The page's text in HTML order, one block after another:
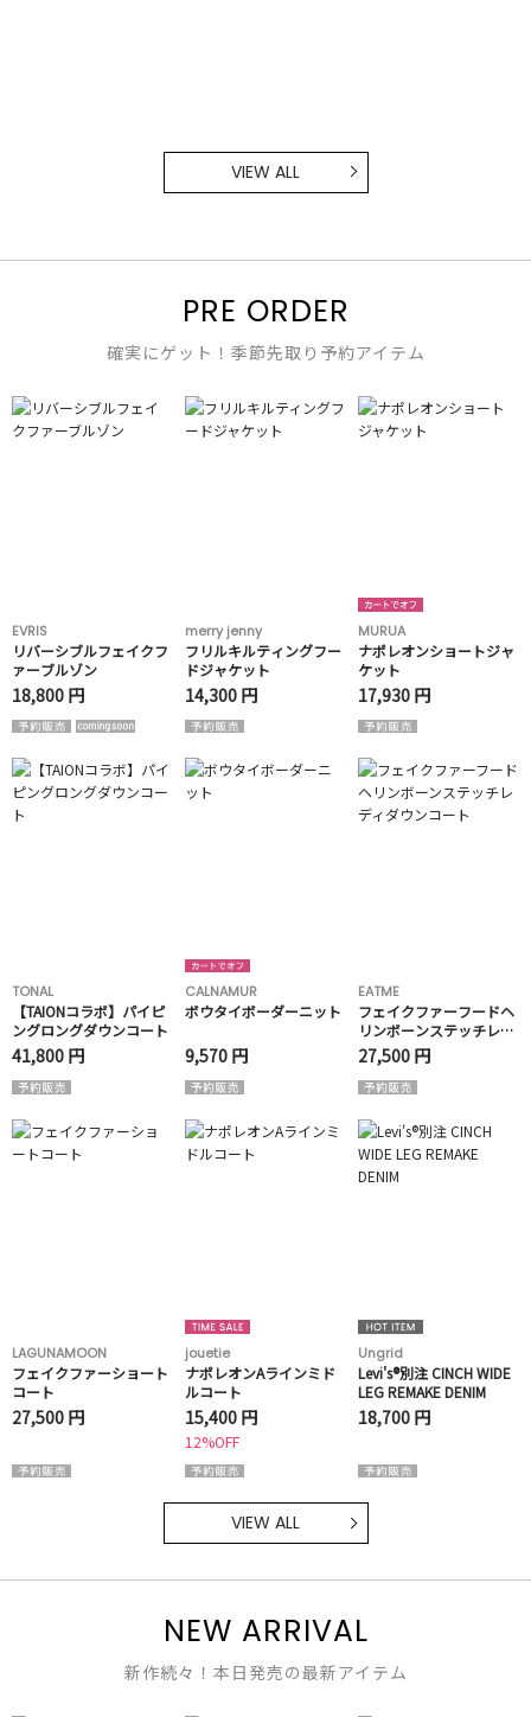
VIEW ALL
PRE ORDER
確実にゲット！季節先取り予約アイテム
EVRIS
リバーシブルフェイクフ
ァーブルゾン
18,800 円
merry jenny
フリルキルティングフー
ドジャケット
14,300 円
MURUA
ナポレオンショートジャ
ケット
17,930 円
TONAL
【TAIONコラボ】パイピ
ングロングダウンコート
41,800 円
CALNAMUR
ボウタイボーダーニット
9,570 円
EATME
フェイクファーフードヘ
リンボーンステッチレデ
ィダウンコート
27,500 円
LAGUNAMOON
フェイクファーショート
コート
27,500 円
jouetie
ナポレオンAラインミド
ルコート
15,400 円
12%OFF
Ungrid
Levi's®別注 CINCH WIDE
LEG REMAKE DENIM
18,700 円
VIEW ALL
NEW ARRIVAL
新作続々！本日発売の最新アイテム